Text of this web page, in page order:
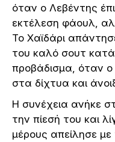
όταν ο Λεβέντης
εκτέλεση φάουλ,
Το Χαϊδάρι
του καλό σουτ
προβάδισμα, όταν ο
στα δίχτυα και
Η συνέχεια ανήκε
την πίεσή του και
μέρους απείλησε